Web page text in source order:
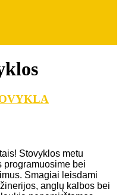
Stovyklos metu
programuosime bei
Smagiai leisdami
anglų kalbos bei